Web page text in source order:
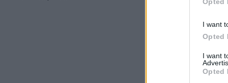
I want
Opted
I want
Opted